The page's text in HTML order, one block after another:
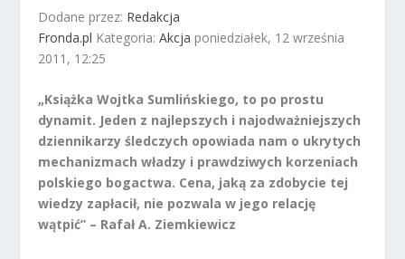
Dodane przez: Redakcja
Fronda.pl Kategoria:Akcja poniedziałek, 12 września
2011, 12:25
„Książka Wojtka Sumlińskiego, to po prostu
dynamit. Jeden z najlepszych i najodważniejszych
dziennikarzy śledczych opowiada nam o ukrytych
mechanizmach władzy i prawdziwych korzeniach
polskiego bogactwa. Cena, jaką za zdobycie tej
wiedzy zapłacił, nie pozwala w jego relację
wątpić” – Rafał A. Ziemkiewicz